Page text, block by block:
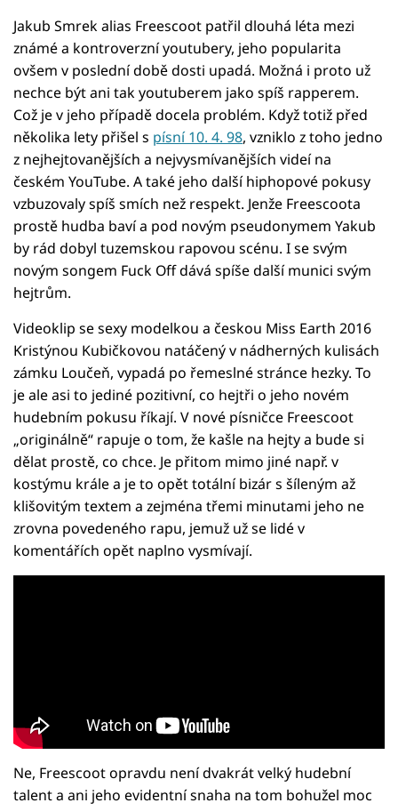
Jakub Smrek alias Freescoot patřil dlouhá léta mezi
známé a kontroverzní youtubery, jeho popularita
ovšem v poslední době dosti upadá. Možná i proto už
nechce být ani tak youtuberem jako spíš rapperem.
Což je v jeho případě docela problém. Když totiž před
několika lety přišel s písní 10. 4. 98, vzniklo z toho jedno
z nejhejtovanějších a nejvysmívanějších videí na
českém YouTube. A také jeho další hiphopové pokusy
vzbuzovaly spíš smích než respekt. Jenže Freescoota
prostě hudba baví a pod novým pseudonymem Yakub
by rád dobyl tuzemskou rapovou scénu. I se svým
novým songem Fuck Off dává spíše další munici svým
hejtrům.
Videoklip se sexy modelkou a českou Miss Earth 2016
Kristýnou Kubičkovou natáčený v nádherných kulisách
zámku Loučeň, vypadá po řemeslné stránce hezky. To
je ale asi to jediné pozitivní, co hejtři o jeho novém
hudebním pokusu říkají. V nové písničce Freescoot
„originálně“ rapuje o tom, že kašle na hejty a bude si
dělat prostě, co chce. Je přitom mimo jiné např. v
kostýmu krále a je to opět totální bizár s šíleným až
klišovitým textem a zejména třemi minutami jeho ne
zrovna povedeného rapu, jemuž už se lidé v
komentářích opět naplno vysmívají.
Ne, Freescoot opravdu není dvakrát velký hudební
talent a ani jeho evidentní snaha na tom bohužel moc